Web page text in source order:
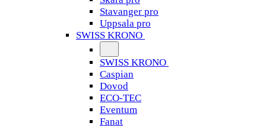
Stavanger pro
Uppsala pro
SWISS KRONO
SWISS KRONO
Caspian
Dovod
ECO-TEC
Eventum
Fanat